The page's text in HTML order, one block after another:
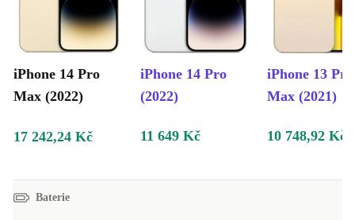
iPhone 14 Pro
Max (2022)
iPhone 14 Pro
(2022)
iPhone 13 Pro
Max (2021)
17 242,24 Kč 11 649 Kč 10 748,92 Kč
Baterie